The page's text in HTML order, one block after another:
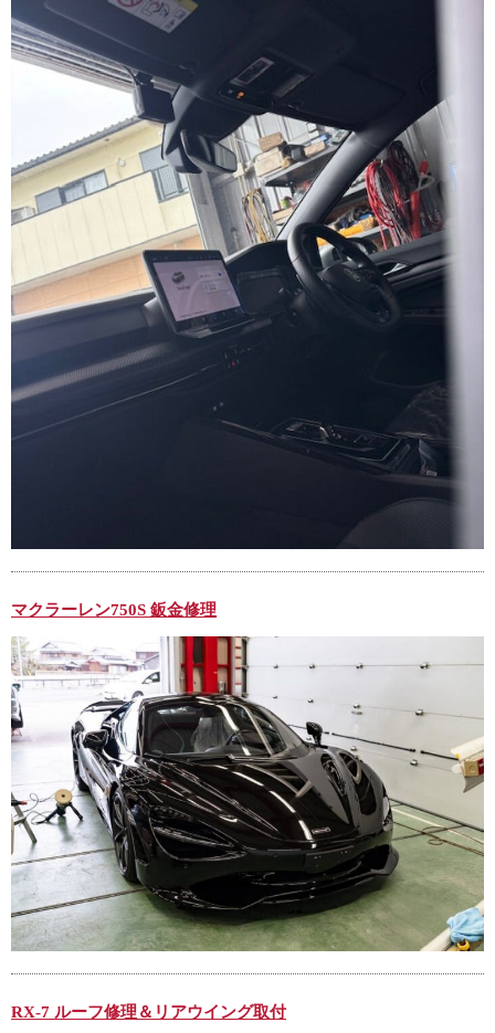
マクラーレン750S 鈑金修理
RX-7 ルーフ修理＆リアウイング取付